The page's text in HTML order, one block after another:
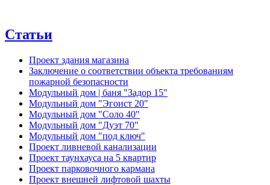
Статьи
Проект здания магазина
Заключение о соответствии объекта требованиям
пожарной безопасности
Модульный дом | баня "Задор 15"
Модульный дом "Эгоист 20"
Модульный дом "Соло 40"
Модульный дом "Дуэт 70"
Модульный дом "под ключ"
Проект ливневой канализации
Проект таунхауса на 5 квартир
Проект парковочного кармана
Проект внешней лифтовой шахты